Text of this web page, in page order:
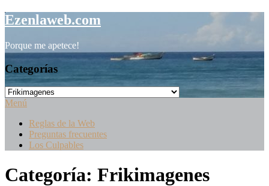
Saltar
al
Ezenlaweb.com
Porque me apetece!
Categorías
Categorías
Menú
Reglas de la Web
Preguntas frecuentes
Los Culpables
Categoría: Frikimagenes